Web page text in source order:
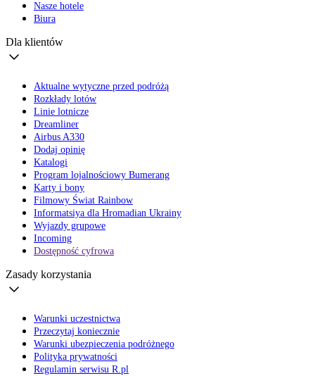
Nasze hotele
Biura
Dla klientów
Aktualne wytyczne przed podróżą
Rozkłady lotów
Linie lotnicze
Dreamliner
Airbus A330
Dodaj opinię
Katalogi
Program lojalnościowy Bumerang
Karty i bony
Filmowy Świat Rainbow
Informatsiya dla Hromadian Ukrainy
Wyjazdy grupowe
Incoming
Dostępność cyfrowa
Zasady korzystania
Warunki uczestnictwa
Przeczytaj koniecznie
Warunki ubezpieczenia podróżnego
Polityka prywatności
Regulamin serwisu R.pl